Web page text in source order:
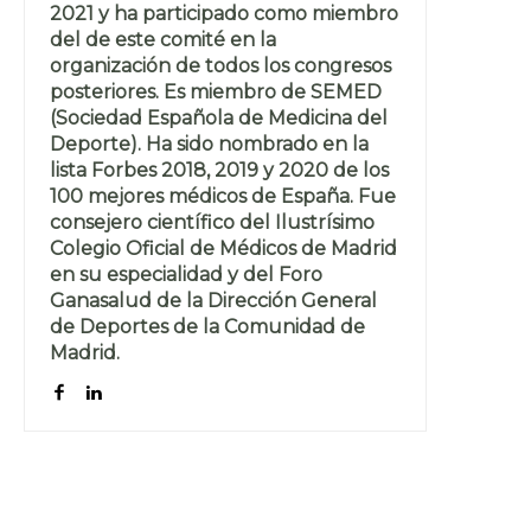
2021 y ha participado como miembro
del de este comité en la
organización de todos los congresos
posteriores. Es miembro de SEMED
(Sociedad Española de Medicina del
Deporte). Ha sido nombrado en la
lista Forbes 2018, 2019 y 2020 de los
100 mejores médicos de España. Fue
consejero científico del Ilustrísimo
Colegio Oficial de Médicos de Madrid
en su especialidad y del Foro
Ganasalud de la Dirección General
de Deportes de la Comunidad de
Madrid.